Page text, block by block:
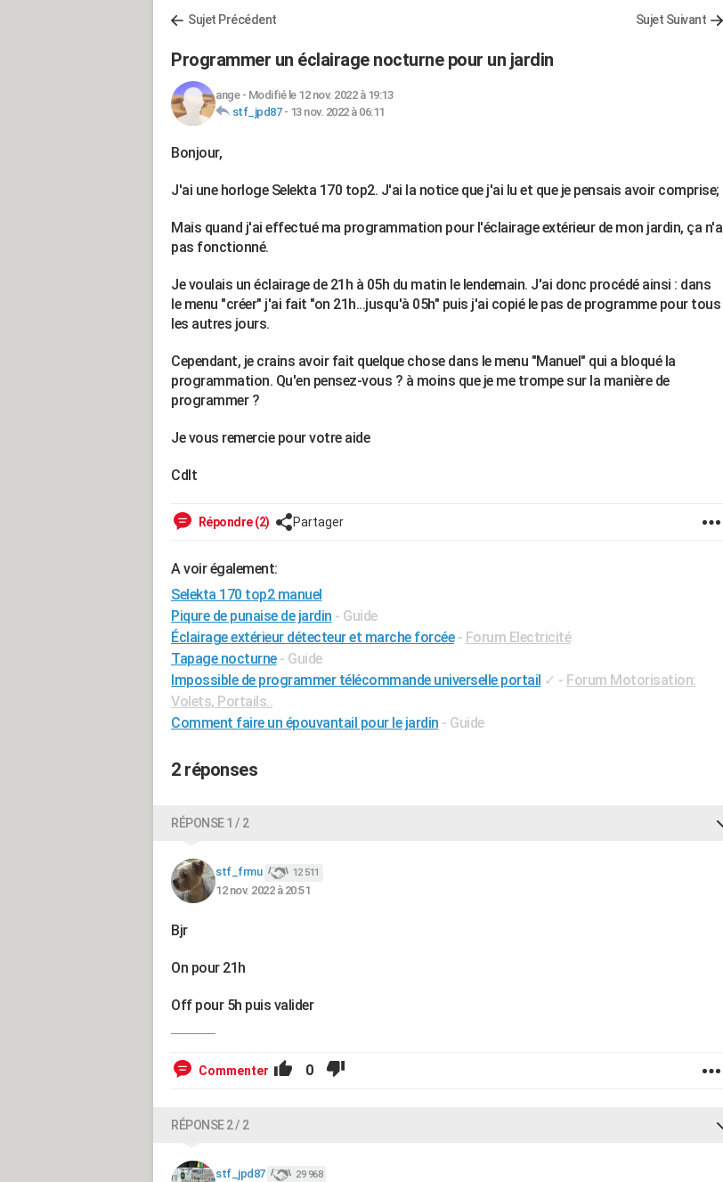
Sujet Précédent Sujet Suivant
Programmer un éclairage nocturne pour un jardin
ange- Modifié le 12 nov. 2022 à 19:13
stf_jpd87- 13 nov. 2022 à 06:11
Bonjour,
J'ai une horloge Selekta 170 top2. J'ai la notice que j'ai lu et que je pensais avoir comprise;
Mais quand j'ai effectué ma programmation pour l'éclairage extérieur de mon jardin, ça n'a
pas fonctionné.
Je voulais un éclairage de 21h à 05h du matin le lendemain. J'ai donc procédé ainsi : dans
le menu "créer" j'ai fait "on 21h...jusqu'à 05h" puis j'ai copié le pas de programme pour tous
les autres jours.
Cependant, je crains avoir fait quelque chose dans le menu "Manuel" qui a bloqué la
programmation. Qu'en pensez-vous ? à moins que je me trompe sur la manière de
programmer ?
Je vous remercie pour votre aide
Cdlt
Répondre (2) Partager
A voir également:
Selekta 170 top2 manuel
Piqure de punaise de jardin - Guide
Éclairage extérieur détecteur et marche forcée - Forum Electricité
Tapage nocturne - Guide
Impossible de programmer télécommande universelle portail ✓ - Forum Motorisation:
Volets, Portails..
Comment faire un épouvantail pour le jardin - Guide
2 réponses
RÉPONSE 1 / 2
stf_frmu 12 511
12 nov. 2022 à 20:51
Bjr
On pour 21h
Off pour 5h puis valider
Commenter 0
RÉPONSE 2 / 2
stf_jpd87 29 968